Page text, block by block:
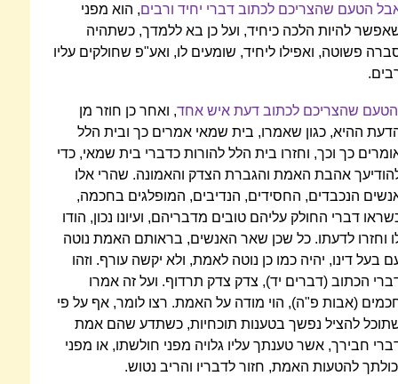
הטעם שהצריכם לכתוב דברי יחיד ורבים, הוא מפני
להיות הלכה כיחיד, ועל כן בא ללמדך, כשתהיה
פשוטה, ואפילו ליחיד, שומעים לו, ואע"פ שחולקים עליו
שהצריכם לכתוב דעת איש אחד, ואחר כן חוזר מן
ההיא, כגון שאמרו, בית שמאי אמרים כך ובית הלל
כך וכך, וחזרו בית הלל להורות כדברי בית שמאי, כדי
אהבת האמת והגברת הצדק והאמונה. שהרי אלו
הנכבדים, החסידים, הנדיבים, המופלגים בחכמה,
דברי החולק עליהם טובים מדבריהם, ועיונו נכון, הודו
וחזרו לדעתו. כל שכן שאר האנשים, בראותם האמת נוטה
בעל דינו, יהיה כמו כן נוטה לאמת, ולא יקשה עורף. וזהו
הכתוב (דברים יד), צדק צדק תרדוף. ועל זה אמרו
(אבות פ"ה), הוי מודה על האמת. רצו לומר, אף על פי
להציל נפשך בטענות תוכחיות, כשתדע שהם אמת
חבירך, אשר טענתך עליו גלויה מפני חולשתו, או מפני
להטעות האמת, חזור לדבריו והריב נטוש.